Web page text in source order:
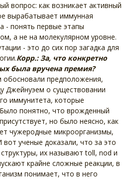
вопрос: как возникает активный
вырабатывает иммунная
- понять первые этапы
а не на молекулярном уровне.
- это до сих пор загадка для
Корр.: За, что конкретно
была вручена премия?
обосновали предположения,
Джейнуэем о существовании
иммунитета, которые
понятно, что врожденный
но было неясно, как
чужеродные микроорганизмы,
ученые доказали, что за это
их называют toll, nod и
крайне сложные реакции, в
понимает, что в него